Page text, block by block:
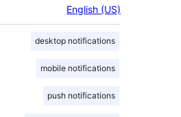
English (US)
desktop notifications
mobile notifications
push notifications